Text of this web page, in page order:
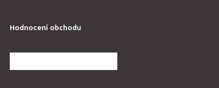
Hodnocení obchodu